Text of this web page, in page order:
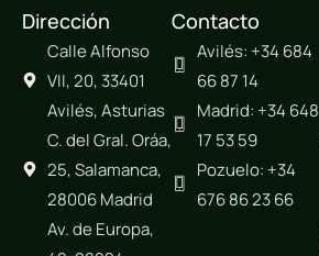
Dirección
Calle Alfonso
VII, 20, 33401
Avilés, Asturias
C. del Gral. Oráa,
25, Salamanca,
28006 Madrid
Av. de Europa,
Contacto
Avilés: +34 684
66 87 14
Madrid: +34 648
17 53 59
Pozuelo: +34
676 86 23 66